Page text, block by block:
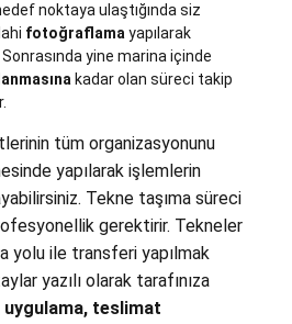
noktaya ulaştığında siz
fotoğraflamayapılarak
Sonrasında yine marina içinde
kadar olan süreci takip
tüm organizasyonunu
yapılarak işlemlerin
Tekne taşıma süreci
gerektirir. Tekneler
yolu ile transferi yapılmak
yazılı olarak tarafınıza
teslimat